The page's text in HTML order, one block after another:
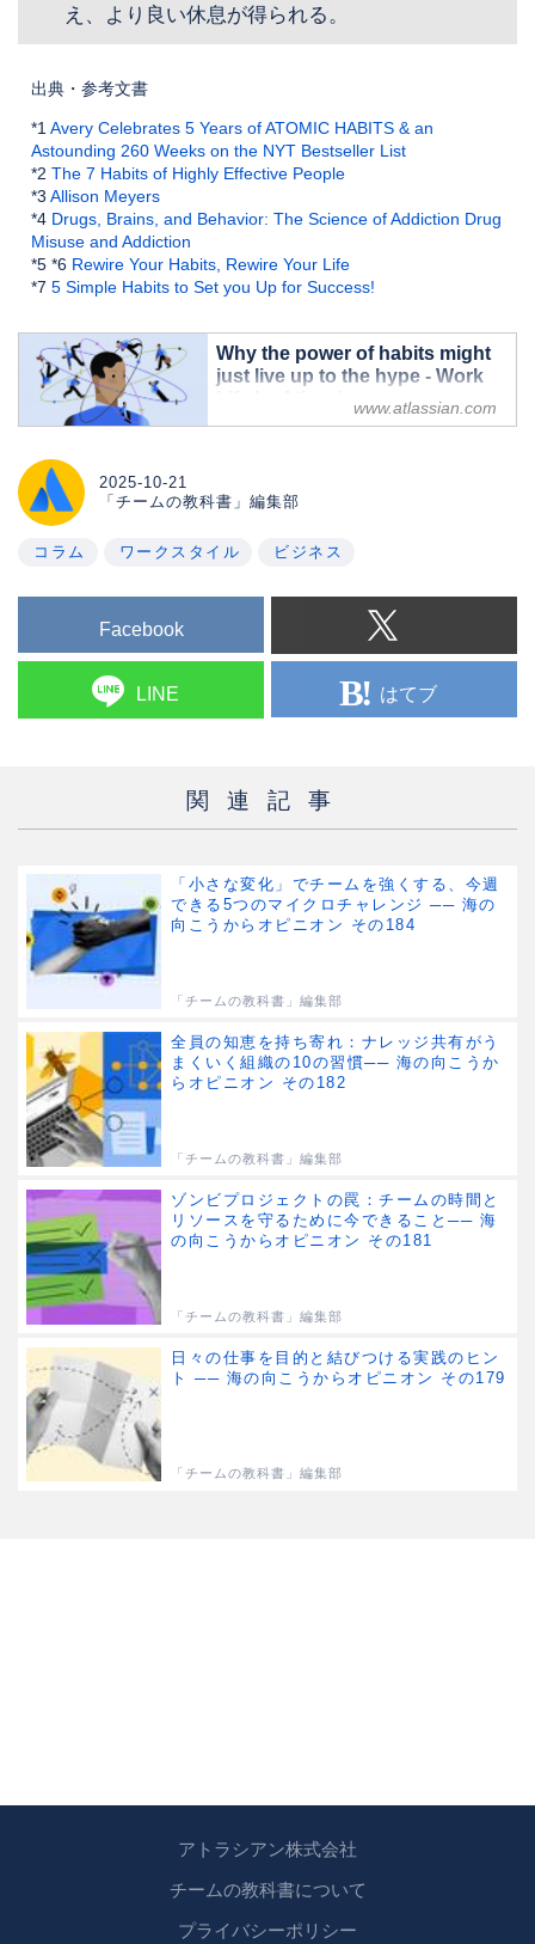
え、より良い休息が得られる。
出典・参考文書
*1 Avery Celebrates 5 Years of ATOMIC HABITS & an
Astounding 260 Weeks on the NYT Bestseller List
*2 The 7 Habits of Highly Effective People
*3 Allison Meyers
*4 Drugs, Brains, and Behavior: The Science of Addiction Drug
Misuse and Addiction
*5 *6 Rewire Your Habits, Rewire Your Life
*7 5 Simple Habits to Set you Up for Success!
Why the power of habits might
just live up to the hype - Work
Big accomplishments rarely result
often unlocks the outcomes we want.
www.atlassian.com
2025-10-21
「チームの教科書」編集部
コラム ワークスタイル ビジネス
Facebook
LINE はてブ
関連記事
「小さな変化」でチームを強くする、今週
できる5つのマイクロチャレンジ ── 海の
向こうからオピニオン その184
「チームの教科書」編集部
全員の知恵を持ち寄れ：ナレッジ共有がう
まくいく組織の10の習慣── 海の向こうか
らオピニオン その182
「チームの教科書」編集部
ゾンビプロジェクトの罠：チームの時間と
リソースを守るために今できること── 海
の向こうからオピニオン その181
「チームの教科書」編集部
日々の仕事を目的と結びつける実践のヒン
ト ── 海の向こうからオピニオン その179
「チームの教科書」編集部
アトラシアン株式会社
チームの教科書について
プライバシーポリシー